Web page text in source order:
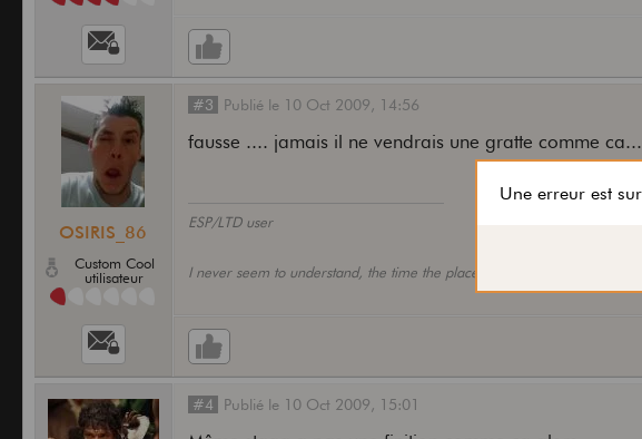
OSIRIS_86
Custom Cool
utilisateur
#3 Publié le 10 Oct 2009, 14:56
fausse .... jamais il ne vendrais une gratte comme ca...
ESP/LTD user
I never seem to understand, the time the place and who I am....
#4 Publié le 10 Oct 2009, 15:01